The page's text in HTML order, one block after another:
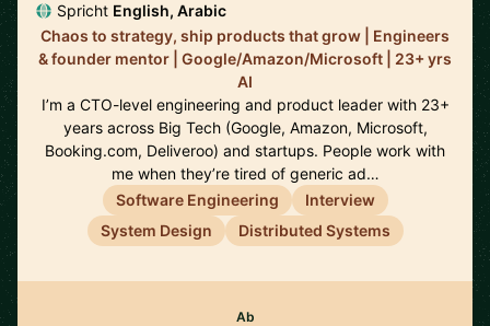
Spricht English, Arabic
Chaos to strategy, ship products that grow | Engineers
& founder mentor | Google/Amazon/Microsoft | 23+ yrs
AI
I’m a CTO-level engineering and product leader with 23+
years across Big Tech (Google, Amazon, Microsoft,
Booking.com, Deliveroo) and startups. People work with
me when they’re tired of generic ad…
Software Engineering
Interview
System Design
Distributed Systems
Ab